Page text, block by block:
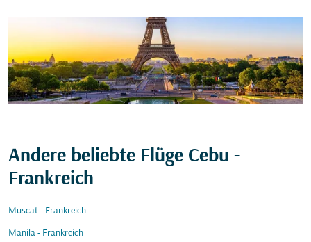
Andere beliebte Flüge Cebu -
Frankreich
Muscat - Frankreich
Manila - Frankreich